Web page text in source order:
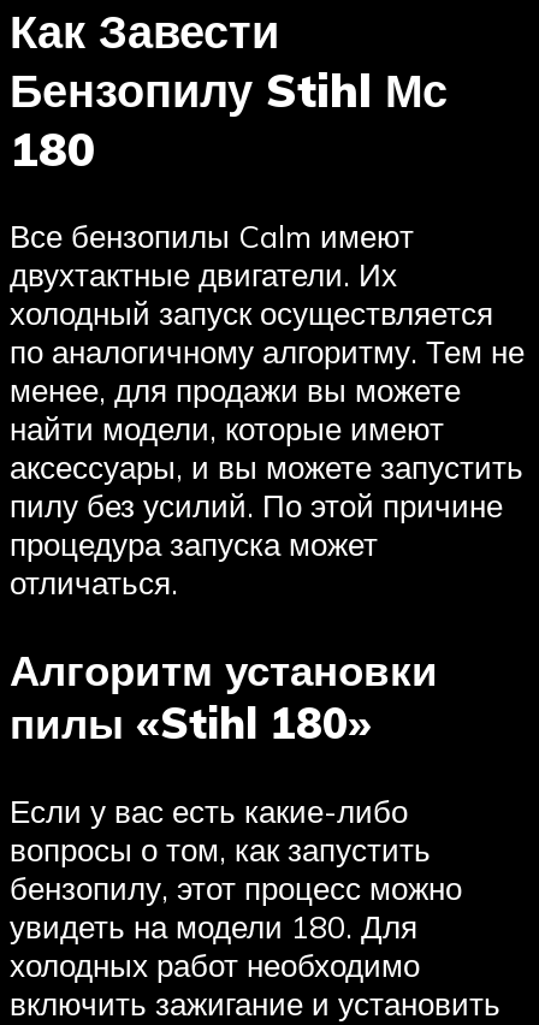
Как Завести
Бензопилу Stihl Мс
180
Все бензопилы Calm имеют
двухтактные двигатели. Их
холодный запуск осуществляется
по аналогичному алгоритму. Тем не
менее, для продажи вы можете
найти модели, которые имеют
аксессуары, и вы можете запустить
пилу без усилий. По этой причине
процедура запуска может
отличаться.
Алгоритм установки
пилы «Stihl 180»
Если у вас есть какие-либо
вопросы о том, как запустить
бензопилу, этот процесс можно
увидеть на модели 180. Для
холодных работ необходимо
включить зажигание и установить